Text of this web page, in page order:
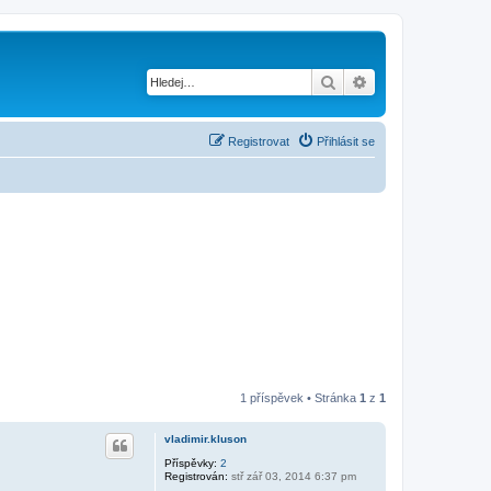
Hledat
Přihlásit se
Registrovat
1 příspěvek • Stránka 1 z 1
vladimir.kluson
Příspěvky: 2
Registrován: stř zář 03, 2014 6:37 pm